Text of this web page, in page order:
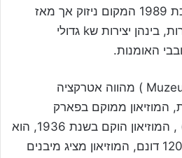
המודרנית, במהלך מהפכת 1989 המקום ניזוק אך מאז
שופץ והורבו בו מגוון היצירות, בינהן יצירות שk גדולי
האומנות.
מוזיאון הכפר ( Muzeul Satului ) מהווה אטרקציה
המוזיאון ממוקם בפארק
הראסטראו (Herastrau) , המוזיאון הוקם בשנת 1936, הוא
משתרע על שטח גדול כ 120 דונם, המוזיאון מציג מיבנים